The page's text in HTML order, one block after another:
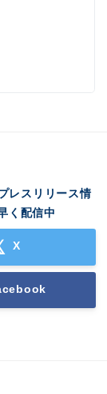
レスリリース情
く配信中
X